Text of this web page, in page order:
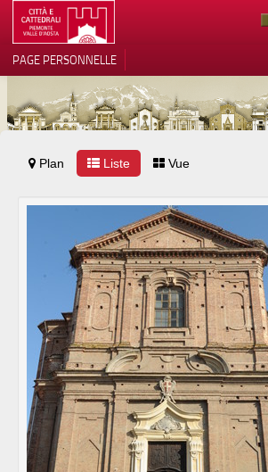
TERRITOIRE
ARCHITECTURE
MUSÉES
CONTACTS
PRESS
PAGE PERSONNELLE
Plan Liste Vue
Notification lors de la collecte
Vos choix en